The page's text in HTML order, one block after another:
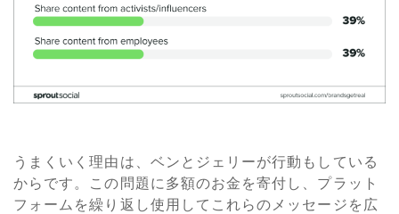
うまくいく理由は、ベンとジェリーが行動もしている
からです。この問題に多額のお金を寄付し、プラット
フォームを繰り返し使用してこれらのメッセージを広